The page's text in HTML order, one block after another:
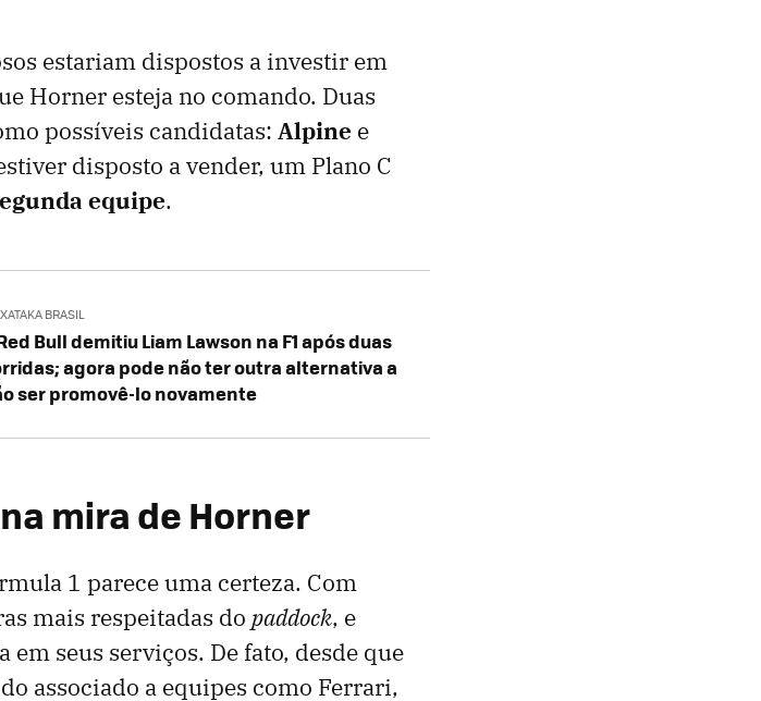
estariam dispostos a investir em
Horner esteja no comando. Duas
possíveis candidatas: Alpine e
disposto a vender, um Plano C
equipe.
BRASIL
Bull demitiu Liam Lawson na F1 após duas
agora pode não ter outra alternativa a
ser promovê-lo novamente
mira de Horner
1 parece uma certeza. Com
mais respeitadas do paddock, e
seus serviços. De fato, desde que
associado a equipes como Ferrari,